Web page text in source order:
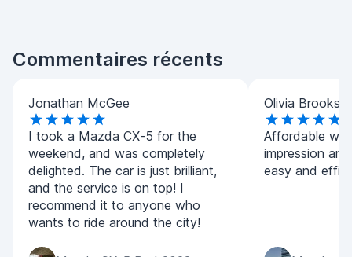
Commentaires récents
Jonathan McGee
I took a Mazda CX-5 for the
weekend, and was completely
delighted. The car is just brilliant,
and the service is on top! I
recommend it to anyone who
wants to ride around the city!
Olivia Brooks
Affordable
impression
easy and